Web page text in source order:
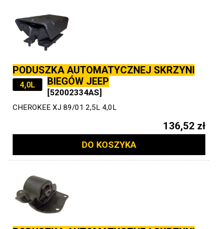
PODUSZKA AUTOMATYCZNEJ SKRZYNI
BIEGÓW JEEP
4,0L
[52002334AS]
CHEROKEE XJ 89/01 2,5L 4,0L
136,52 zł
DO KOSZYKA